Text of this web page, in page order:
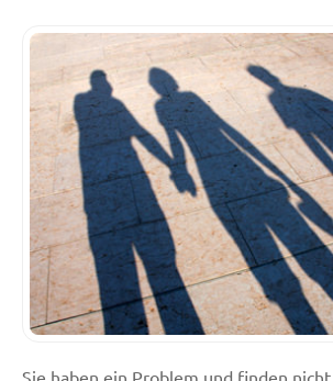
Sie haben ein Problem und finden